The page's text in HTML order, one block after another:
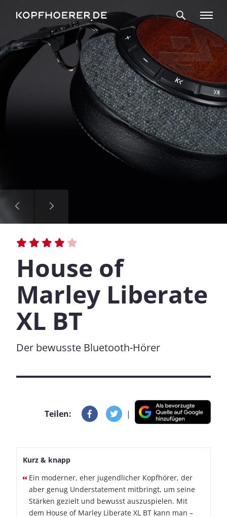
House of
Marley Liberate
XL BT
Der bewusste Bluetooth-Hörer
Teilen: |
Kurz & knapp
Ein moderner, eher jugendlicher Kopfhörer, der
aber genug Understatement mitbringt, um seine
Stärken gezielt und bewusst auszuspielen. Mit
dem House of Marley Liberate XL BT kann man –